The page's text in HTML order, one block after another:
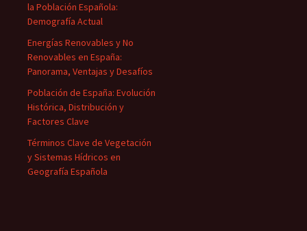
la Población Española:
Demografía Actual
Energías Renovables y No
Renovables en España:
Panorama, Ventajas y Desafíos
Población de España: Evolución
Histórica, Distribución y
Factores Clave
Términos Clave de Vegetación
y Sistemas Hídricos en
Geografía Española